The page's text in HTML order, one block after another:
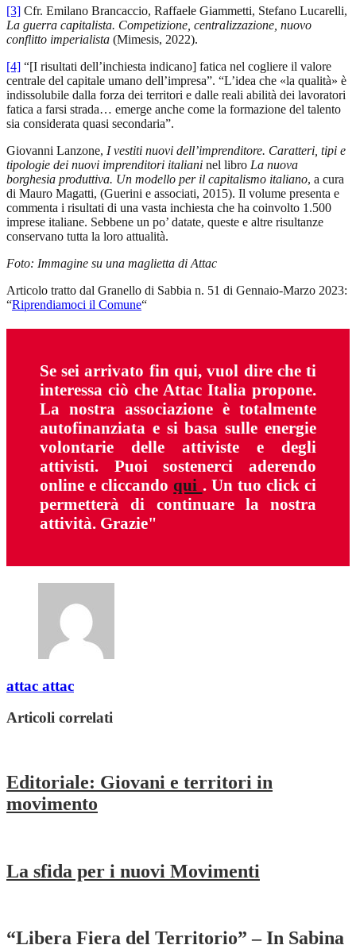
[3] Cfr. Emilano Brancaccio, Raffaele Giammetti, Stefano Lucarelli,
La guerra capitalista. Competizione, centralizzazione, nuovo
conflitto imperialista (Mimesis, 2022).
[4] “[I risultati dell’inchiesta indicano] fatica nel cogliere il valore
centrale del capitale umano dell’impresa”. “L’idea che «la qualità» è
indissolubile dalla forza dei territori e dalle reali abilità dei lavoratori
fatica a farsi strada… emerge anche come la formazione del talento
sia considerata quasi secondaria”.
Giovanni Lanzone, I vestiti nuovi dell’imprenditore. Caratteri, tipi e
tipologie dei nuovi imprenditori italiani nel libro La nuova
borghesia produttiva. Un modello per il capitalismo italiano, a cura
di Mauro Magatti, (Guerini e associati, 2015). Il volume presenta e
commenta i risultati di una vasta inchiesta che ha coinvolto 1.500
imprese italiane. Sebbene un po’ datate, queste e altre risultanze
conservano tutta la loro attualità.
Foto: Immagine su una maglietta di Attac
Articolo tratto dal Granello di Sabbia n. 51 di Gennaio-Marzo 2023:
“Riprendiamoci il Comune“
Se sei arrivato fin qui, vuol dire che ti
interessa ciò che Attac Italia propone.
La nostra associazione è totalmente
autofinanziata e si basa sulle energie
volontarie delle attiviste e degli
attivisti. Puoi sostenerci aderendo
online e cliccandoqui . Un tuo click ci
permetterà di continuare la nostra
attività. Grazie"
attac attac
Articoli correlati
Editoriale: Giovani e territori in
movimento
La sfida per i nuovi Movimenti
“Libera Fiera del Territorio” – In Sabina